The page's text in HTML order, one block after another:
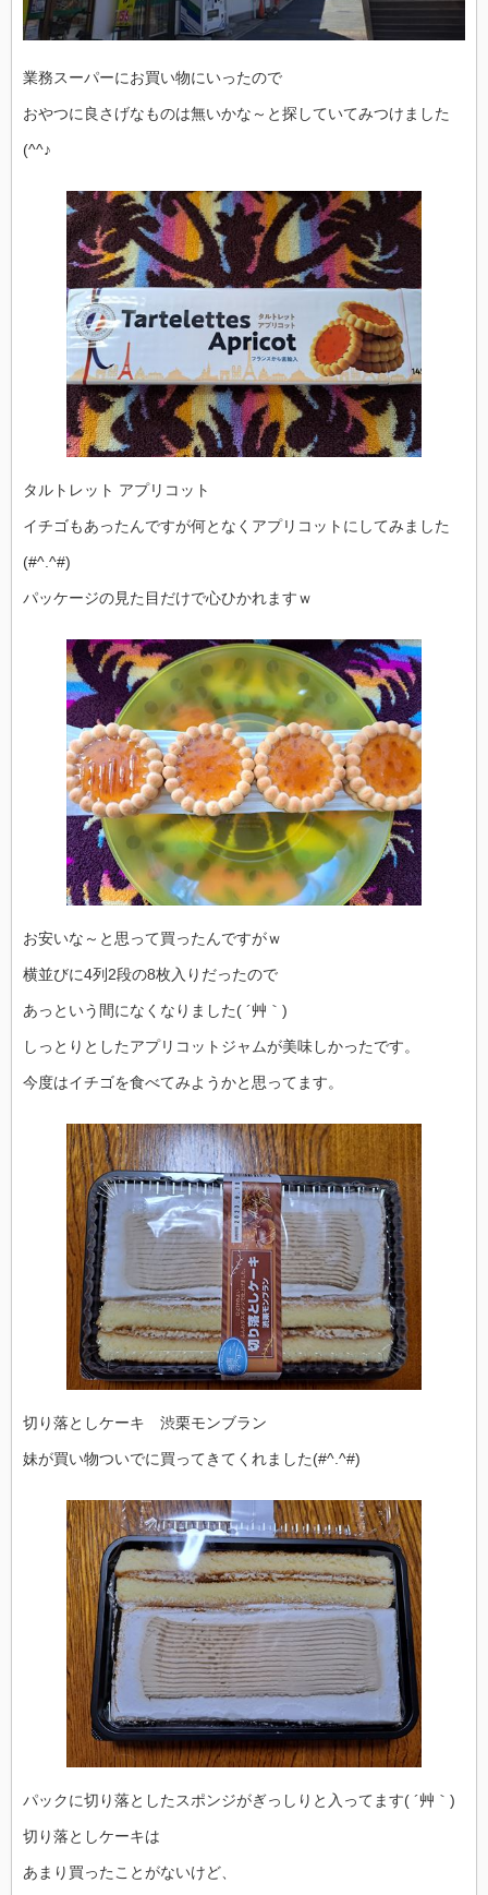
業務スーパーにお買い物にいったので
おやつに良さげなものは無いかな～と探していてみつけました
(^^♪
タルトレット アプリコット
イチゴもあったんですが何となくアプリコットにしてみました
(#^.^#)
パッケージの見た目だけで心ひかれますｗ
お安いな～と思って買ったんですがｗ
横並びに4列2段の8枚入りだったので
あっという間になくなりました( ´艸｀)
しっとりとしたアプリコットジャムが美味しかったです。
今度はイチゴを食べてみようかと思ってます。
切り落としケーキ 渋栗モンブラン
妹が買い物ついでに買ってきてくれました(#^.^#)
パックに切り落としたスポンジがぎっしりと入ってます( ´艸｀)
切り落としケーキは
あまり買ったことがないけど、